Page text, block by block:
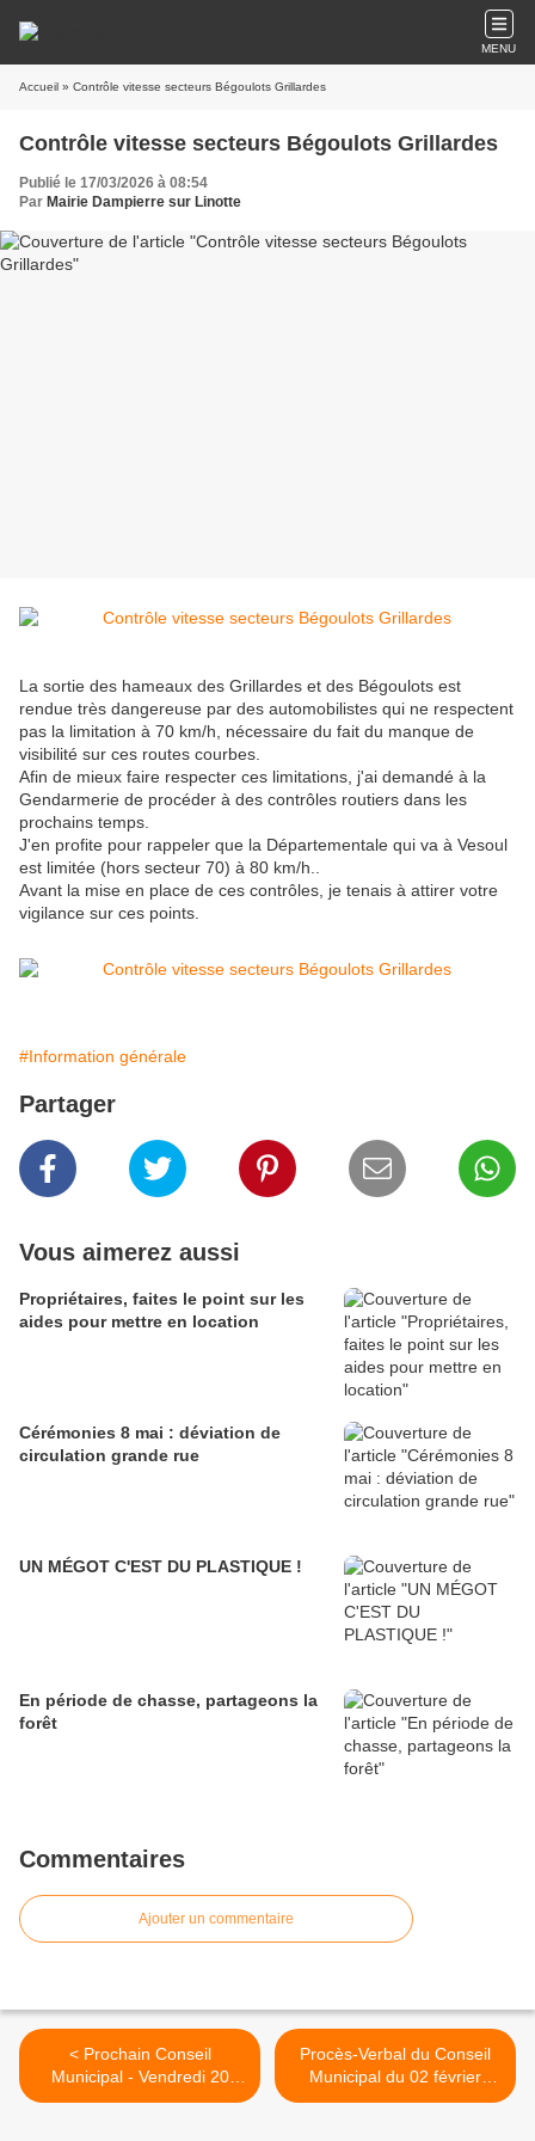
MENU
Accueil » Contrôle vitesse secteurs Bégoulots Grillardes
Contrôle vitesse secteurs Bégoulots Grillardes
Publié le 17/03/2026 à 08:54
Par Mairie Dampierre sur Linotte
La sortie des hameaux des Grillardes et des Bégoulots est
rendue très dangereuse par des automobilistes qui ne respectent
pas la limitation à 70 km/h, nécessaire du fait du manque de
visibilité sur ces routes courbes.
Afin de mieux faire respecter ces limitations, j'ai demandé à la
Gendarmerie de procéder à des contrôles routiers dans les
prochains temps.
J'en profite pour rappeler que la Départementale qui va à Vesoul
est limitée (hors secteur 70) à 80 km/h..
Avant la mise en place de ces contrôles, je tenais à attirer votre
vigilance sur ces points.
#Information générale
Partager
Vous aimerez aussi
Propriétaires, faites le point sur les
aides pour mettre en location
Cérémonies 8 mai : déviation de
circulation grande rue
UN MÉGOT C'EST DU PLASTIQUE !
En période de chasse, partageons la
forêt
Commentaires
Ajouter un commentaire
< Prochain Conseil
Municipal - Vendredi 20
mars 2026
Procès-Verbal du Conseil
Municipal du 02 février
2026 >